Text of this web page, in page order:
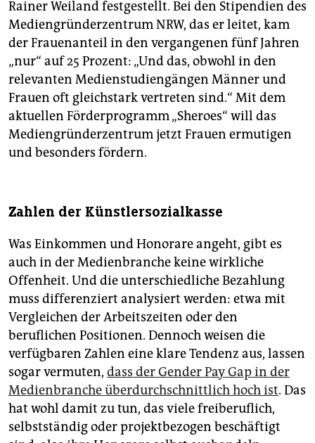
Rainer Weiland festgestellt. Bei den Stipendien des
Mediengründerzentrum NRW, das er leitet, kam
der Frauenanteil in den vergangenen fünf Jahren
„nur“ auf 25 Prozent: „Und das, obwohl in den
relevanten Medienstudiengängen Männer und
Frauen oft gleichstark vertreten sind.“ Mit dem
aktuellen Förderprogramm „Sheroes“ will das
Mediengründerzentrum jetzt Frauen ermutigen
und besonders fördern.
Zahlen der Künstlersozialkasse
Was Einkommen und Honorare angeht, gibt es
auch in der Medienbranche keine wirkliche
Offenheit. Und die unterschiedliche Bezahlung
muss differenziert analysiert werden: etwa mit
Vergleichen der Arbeitszeiten oder den
beruflichen Positionen. Dennoch weisen die
verfügbaren Zahlen eine klare Tendenz aus, lassen
sogar vermuten, dass der Gender Pay Gap in der
Medienbranche überdurchschnittlich hoch ist. Das
hat wohl damit zu tun, das viele freiberuflich,
selbstständig oder projektbezogen beschäftigt